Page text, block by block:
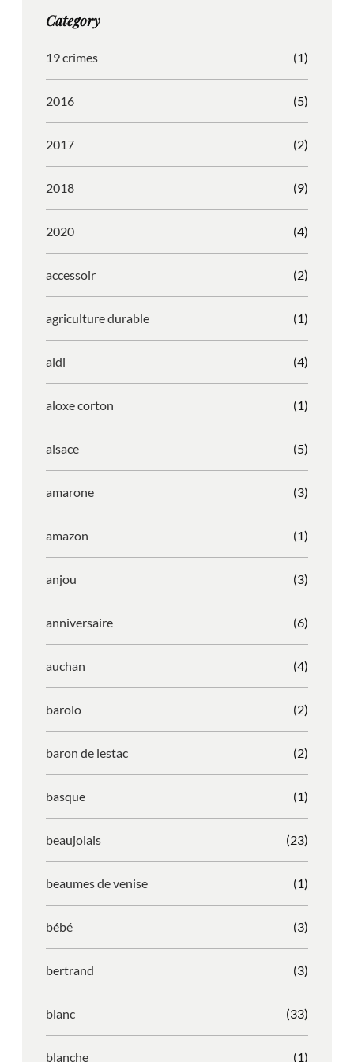
r
m
o
Category
19 crimes (1)
2016 (5)
2017 (2)
2018 (9)
2020 (4)
accessoir (2)
agriculture durable (1)
aldi (4)
aloxe corton (1)
alsace (5)
amarone (3)
amazon (1)
anjou (3)
anniversaire (6)
auchan (4)
barolo (2)
baron de lestac (2)
basque (1)
beaujolais (23)
beaumes de venise (1)
bébé (3)
bertrand (3)
blanc (33)
blanche (1)